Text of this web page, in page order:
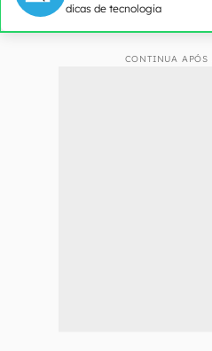
dicas de tecnologia
CONTINUA